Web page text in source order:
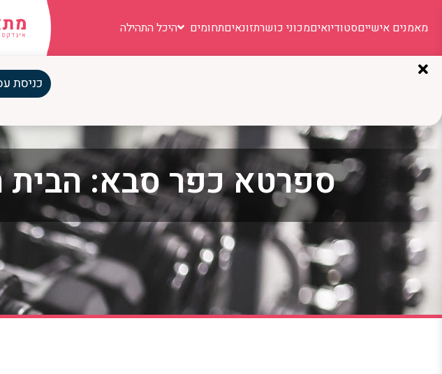
מאמנים אישייםסטודיואיםמכוני כושרתזונאיםתחומים היכל התהילה
כניסת
ספרטא כפר סבא: